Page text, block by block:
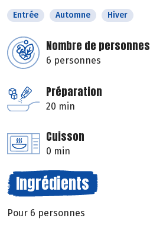
Entrée Automne Hiver
Nombre de personnes
6 personnes
Préparation
20 min
Cuisson
0 min
Ingrédients
Pour 6 personnes